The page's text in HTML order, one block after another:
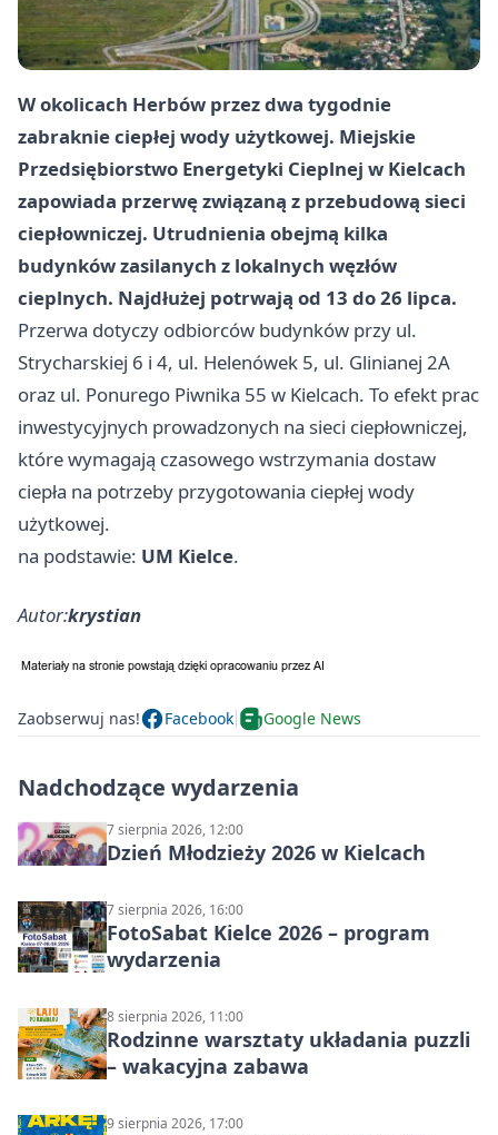
W okolicach Herbów przez dwa tygodnie
zabraknie ciepłej wody użytkowej. Miejskie
Przedsiębiorstwo Energetyki Cieplnej w Kielcach
zapowiada przerwę związaną z przebudową sieci
ciepłowniczej. Utrudnienia obejmą kilka
budynków zasilanych z lokalnych węzłów
cieplnych. Najdłużej potrwają od 13 do 26 lipca.
Przerwa dotyczy odbiorców budynków przy ul.
Strycharskiej 6 i 4, ul. Helenówek 5, ul. Glinianej 2A
oraz ul. Ponurego Piwnika 55 w Kielcach. To efekt prac
inwestycyjnych prowadzonych na sieci ciepłowniczej,
które wymagają czasowego wstrzymania dostaw
ciepła na potrzeby przygotowania ciepłej wody
użytkowej.
na podstawie: UM Kielce.
Autor:krystian
Zaobserwuj nas! Facebook Google News
Nadchodzące wydarzenia
7 sierpnia 2026, 12:00
Dzień Młodzieży 2026 w Kielcach
7 sierpnia 2026, 16:00
FotoSabat Kielce 2026 – program
wydarzenia
8 sierpnia 2026, 11:00
Rodzinne warsztaty układania puzzli
– wakacyjna zabawa
9 sierpnia 2026, 17:00